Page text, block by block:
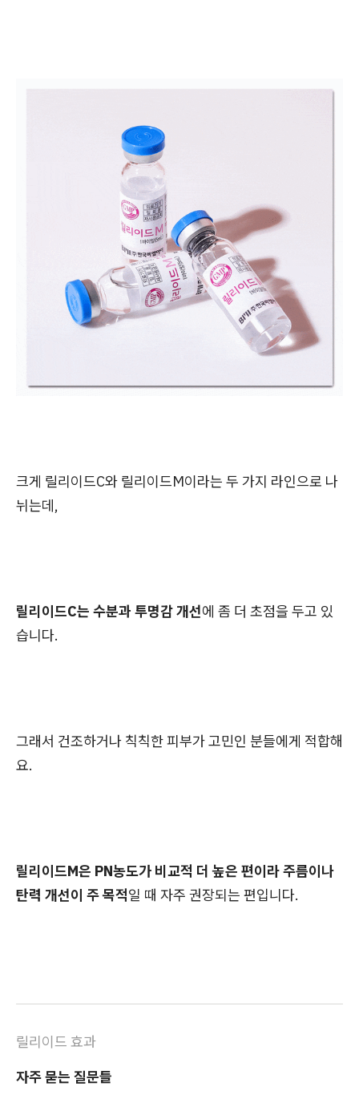
크게 릴리이드C와 릴리이드M이라는 두 가지 라인으로 나
뉘는데,
릴리이드C는 수분과 투명감 개선에 좀 더 초점을 두고 있
습니다.
그래서 건조하거나 칙칙한 피부가 고민인 분들에게 적합해
요.
릴리이드M은 PN농도가 비교적 더 높은 편이라 주름이나
탄력 개선이 주 목적일 때 자주 권장되는 편입니다.
릴리이드 효과
자주 묻는 질문들